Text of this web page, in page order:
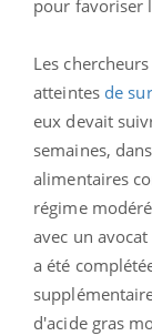
pour favoriser
Les
atteintes de
eux devait
semaines,
alimentaires
régime
avec un
a été
d'acide gras